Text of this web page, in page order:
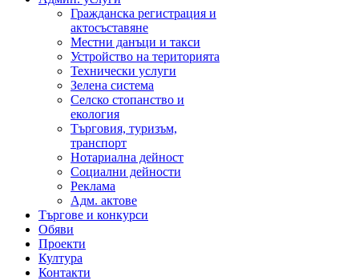
Гражданска регистрация и
актосъставяне
Местни данъци и такси
Устройство на територията
Технически услуги
Зелена система
Селско стопанство и
екология
Търговия, туризъм,
транспорт
Нотариална дейност
Социални дейности
Реклама
Адм. актове
Търгове и конкурси
Обяви
Проекти
Култура
Контакти